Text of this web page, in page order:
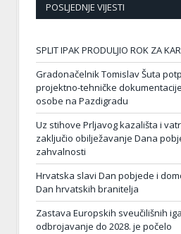
POSLJEDNJE VIJESTI
SPLIT IPAK PRODULJIO ROK ZA
Gradonačelnik Tomislav Šuta
projektno-tehničke
osobe na Pazdigradu
Uz stihove Prljavog kazališta i
zaključio obilježavanje Dana
zahvalnosti
Hrvatska slavi Dan pobjede i
Dan hrvatskih branitelja
Zastava Europskih sveučilišnih
odbrojavanje do 2028. je počelo